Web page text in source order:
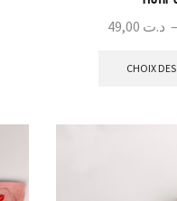
د.ت –
CHOIX